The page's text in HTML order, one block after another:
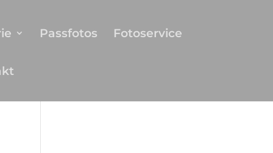
Passfotos Fotoservice